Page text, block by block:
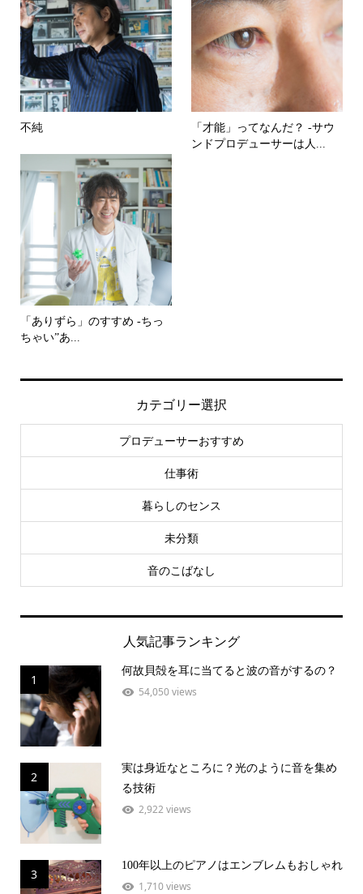
不純
「才能」ってなんだ？ -サウ
ンドプロデューサーは人...
「ありずら」のすすめ -ちっ
ちゃい”あ...
カテゴリー選択
プロデューサーおすすめ
仕事術
暮らしのセンス
未分類
音のこばなし
人気記事ランキング
1
何故貝殻を耳に当てると波の音がするの？
54,050 views
2
実は身近なところに？光のように音を集め
る技術
2,922 views
3
100年以上のピアノはエンブレムもおしゃれ
1,710 views